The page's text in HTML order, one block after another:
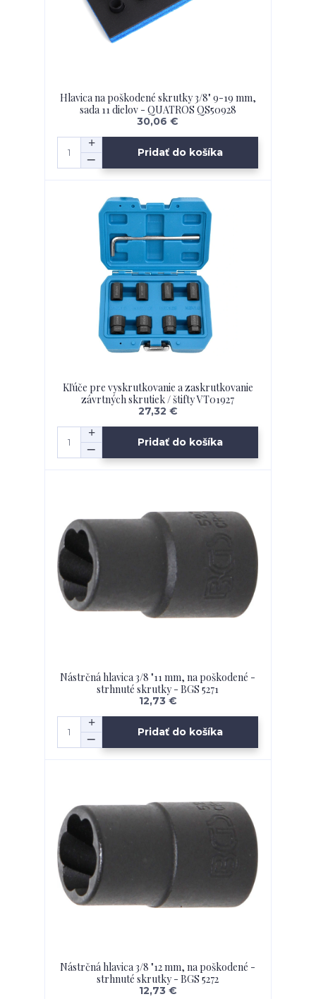
Hlavica na poškodené skrutky 3/8" 9-19 mm,
sada 11 dielov - QUATROS QS50928
30,06 €
Pridať do košíka
Kľúče pre vyskrutkovanie a zaskrutkovanie
závrtných skrutiek / štifty VT01927
27,32 €
Pridať do košíka
Nástrčná hlavica 3/8 "11 mm, na poškodené -
strhnuté skrutky - BGS 5271
12,73 €
Pridať do košíka
Nástrčná hlavica 3/8 "12 mm, na poškodené -
strhnuté skrutky - BGS 5272
12,73 €